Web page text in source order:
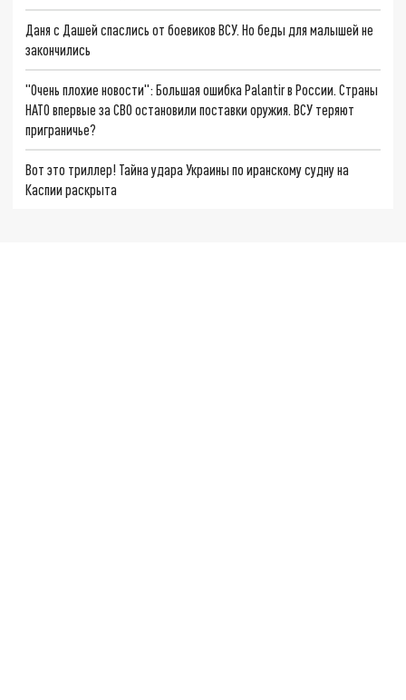
Даня с Дашей спаслись от боевиков ВСУ. Но беды для малышей не
закончились
"Очень плохие новости": Большая ошибка Palantir в России. Страны
НАТО впервые за СВО остановили поставки оружия. ВСУ теряют
приграничье?
Вот это триллер! Тайна удара Украины по иранскому судну на
Каспии раскрыта